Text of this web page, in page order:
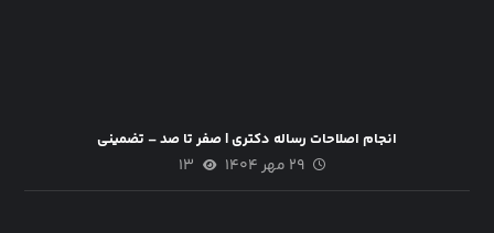
انجام اصلاحات رساله دکتری | صفر تا صد – تضمینی
۲۹ مهر ۱۴۰۴ ۱۳